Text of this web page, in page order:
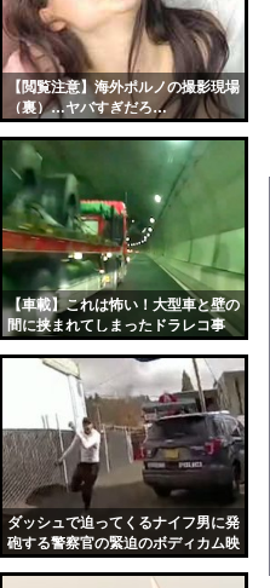
【閲覧注意】海外ポルノの撮影現場
（裏）…ヤバすぎだろ…
【車載】これは怖い！大型車と壁の
間に挟まれてしまったドラレコ事
ダッシュで迫ってくるナイフ男に発
砲する警察官の緊迫のボディカム映